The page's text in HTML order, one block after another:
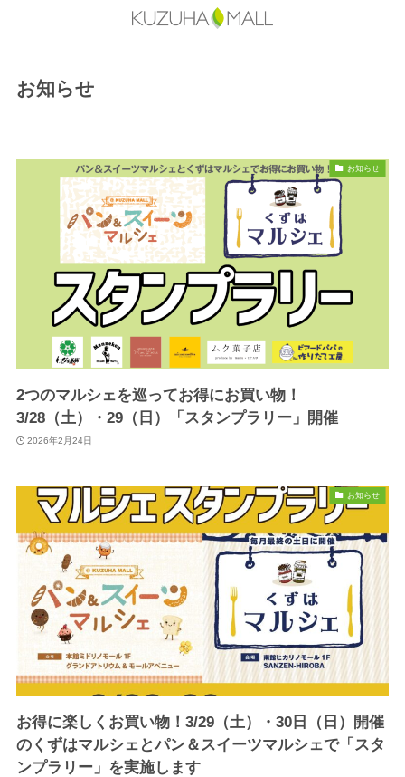
お知らせ
お知らせ
2つのマルシェを巡ってお得にお買い物！
3/28（土）・29（日）「スタンプラリー」開催
2026年2月24日
お知らせ
お得に楽しくお買い物！3/29（土）・30日（日）開催
のくずはマルシェとパン＆スイーツマルシェで「スタ
ンプラリー」を実施します